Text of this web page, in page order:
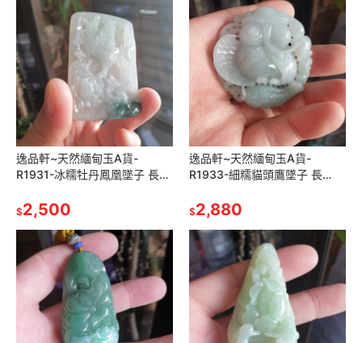
逸品軒~天然緬甸玉A貨-
R1931-冰糯牡丹鳳凰墜子 長
好，顏色漂亮。
$2,500
逸品軒~天然緬甸玉A貨-
R1933-細糯貓頭鷹墜子 長
水頭好，玉質細膩。雕工精細
$2,880